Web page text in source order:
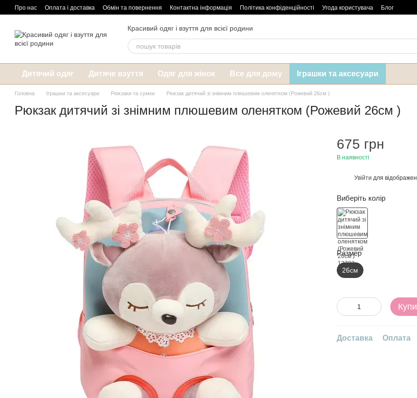
Перейти до основного контенту
Про нас Оплата і доставка Обмін та повернення Контактна інформація Політика конфіденційності Угода користувача Блог
Красивий одяг і взуття для всієї родини
Дитячий одяг Дитяче взуття Одяг для жінок Все для дому Іграшки та аксесуари
Головна Іграшки та аксесуари Рюкзаки та сумки Рюкзак дитячий зі знімним плюшевим оленятком (Рожевий 26см )
Рюкзак дитячий зі знімним плюшевим оленятком (Рожевий 26см )
675 грн
В наявності
Увійти для
Виберіть колір
Размер
26см
Доставка Оплата